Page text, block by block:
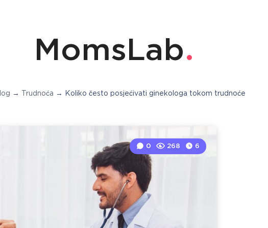
MomsLab
→ Trudnoća → Koliko često posjećivati ginekologa tokom trudnoće
0 268 6